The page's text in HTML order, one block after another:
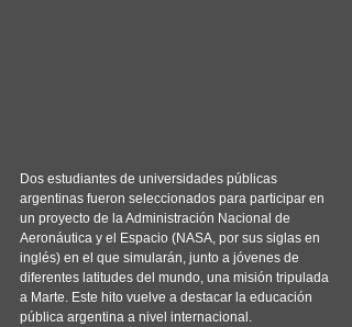
Dos estudiantes de universidades públicas
argentinas fueron seleccionados para participar en
un proyecto de la Administración Nacional de
Aeronáutica y el Espacio (NASA, por sus siglas en
inglés) en el que simularán, junto a jóvenes de
diferentes latitudes del mundo, una misión tripulada
a Marte. Este hito vuelve a destacar la educación
pública argentina a nivel internacional.